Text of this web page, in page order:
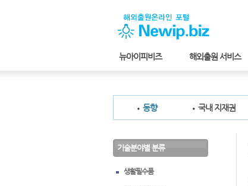
뉴아이피비즈 해외출원 서비스
동향 국내 지재권
기술분야별 분류
생활필수품